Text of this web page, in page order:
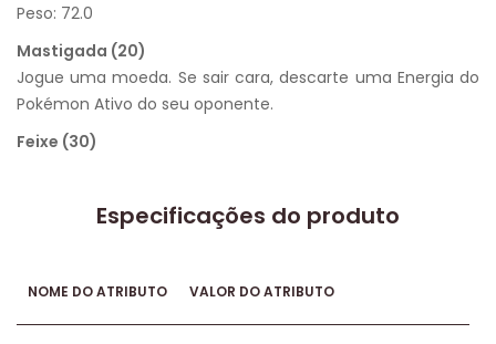
Peso: 72.0
Mastigada (20)
Jogue uma moeda. Se sair cara, descarte uma Energia do
Pokémon Ativo do seu oponente.
Feixe (30)
Especificações do produto
NOME DO ATRIBUTO VALOR DO ATRIBUTO